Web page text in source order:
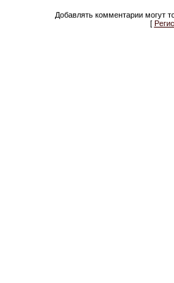
Добавлять комментарии могут
[